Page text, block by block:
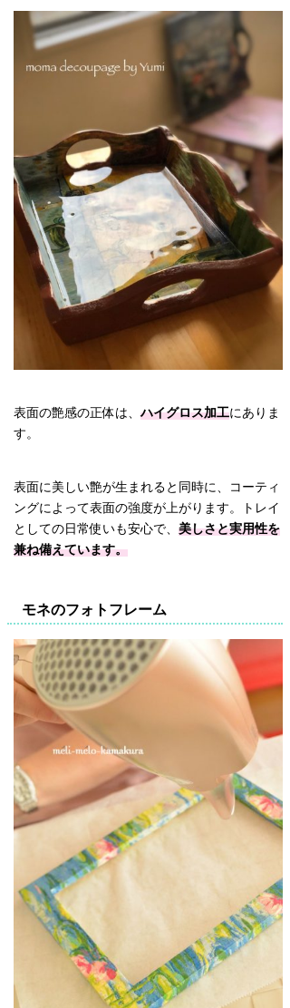
表面の艶感の正体は、ハイグロス加工にありま
す。
表面に美しい艶が生まれると同時に、コーティ
ングによって表面の強度が上がります。トレイ
としての日常使いも安心で、美しさと実用性を
兼ね備えています。
モネのフォトフレーム